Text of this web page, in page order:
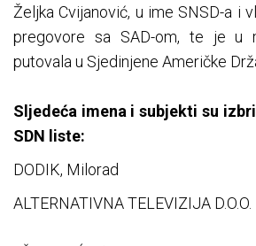
Željka Cvijanović, u ime SNSD-a i
pregovore sa SAD-om, te je u
putovala u Sjedinjene Američke
Sljedeća imena i subjekti su
SDN liste:
DODIK, Milorad
ALTERNATIVNA TELEVIZIJA